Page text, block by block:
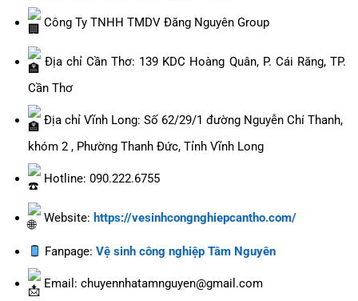
Công Ty TNHH TMDV Đăng Nguyên Group
Địa chỉ Cần Thơ: 139 KDC Hoàng Quân, P. Cái Răng, TP.
Cần Thơ
Địa chỉ Vĩnh Long: Số 62/29/1 đường Nguyễn Chí Thanh,
khóm 2 , Phường Thanh Đức, Tỉnh Vĩnh Long
Hotline: 090.222.6755
Website: https://vesinhcongnghiepcantho.com/
Fanpage:Vệ sinh công nghiệp Tâm Nguyên
Email: chuyennhatamnguyen@gmail.com